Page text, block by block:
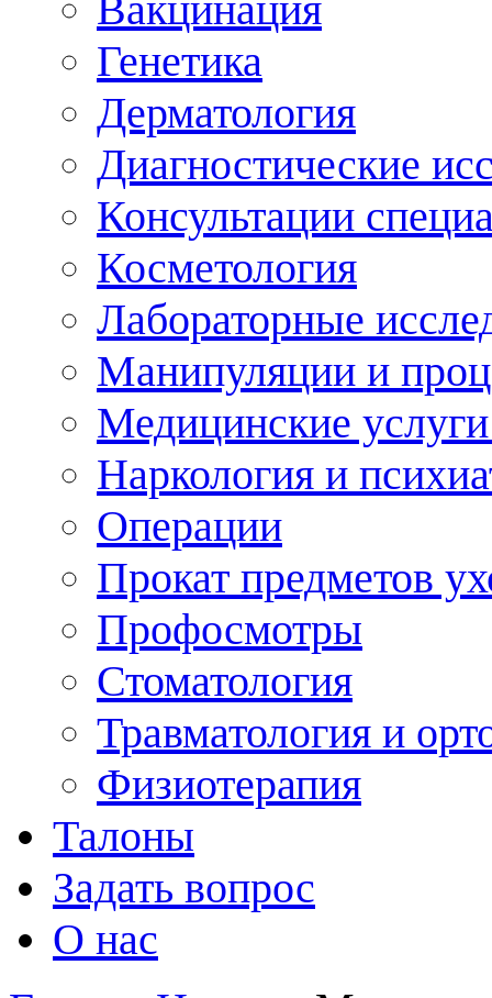
Генетика
Дерматология
Диагностические
Консультации
Косметология
Лабораторные
Манипуляции и
Медицинские
Наркология и
Операции
Прокат предметов
Профосмотры
Стоматология
Травматология и
Физиотерапия
Талоны
Задать вопрос
О нас